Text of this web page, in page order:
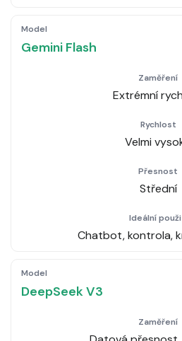
Gemini Flash
Extrémní
Velmi
Střední
Chatbot, kontrola,
DeepSeek V3